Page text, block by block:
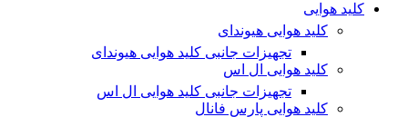
کلید هوایی
کلید هوایی هیوندای
تجهیزات جانبی کلید هوایی هیوندای
کلید هوایی ال اس
تجهیزات جانبی کلید هوایی ال اس
کلید هوایی پارس فانال